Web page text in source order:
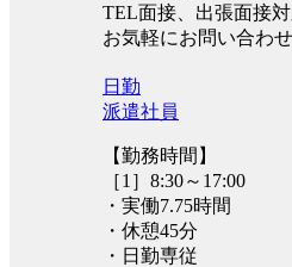
TEL面接、出張面接
お気軽にお問い合わ
日勤
派遣社員
【勤務時間】
［1］8:30～17:00
・実働7.75時間
・休憩45分
・日勤専従